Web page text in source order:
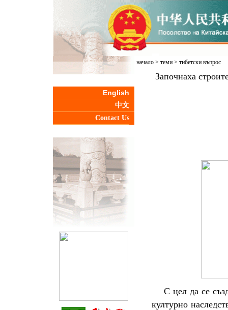
English
中文
Contact Us
начало> теми> тибетски въпрос
Започнаха
С цел да се
културно